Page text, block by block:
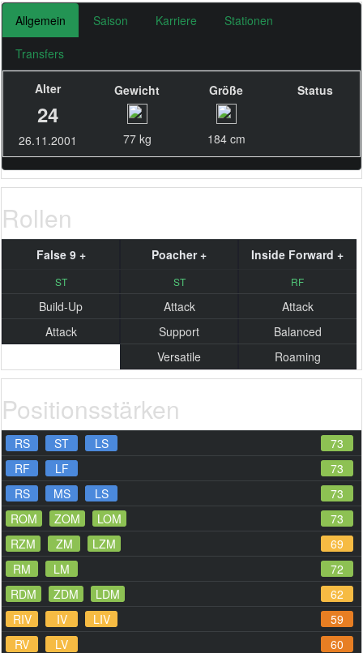
Allgemein Saison Karriere Stationen
Transfers
Alter
24
26.11.2001
Gewicht
77 kg
Größe
184 cm
Status
Rollen
False 9 +
ST
Build-Up
Attack
Poacher +
ST
Attack
Support
Versatile
Inside Forward +
RF
Attack
Balanced
Roaming
Positionsstärken
RS ST LS
73
RF
LF
73
RS
MS LS
73
ROM
ZOM LOM
73
RZM
ZM LZM
69
RM
LM
72
RDM
ZDM LDM
62
RIV
IV LIV
59
RV
LV
60